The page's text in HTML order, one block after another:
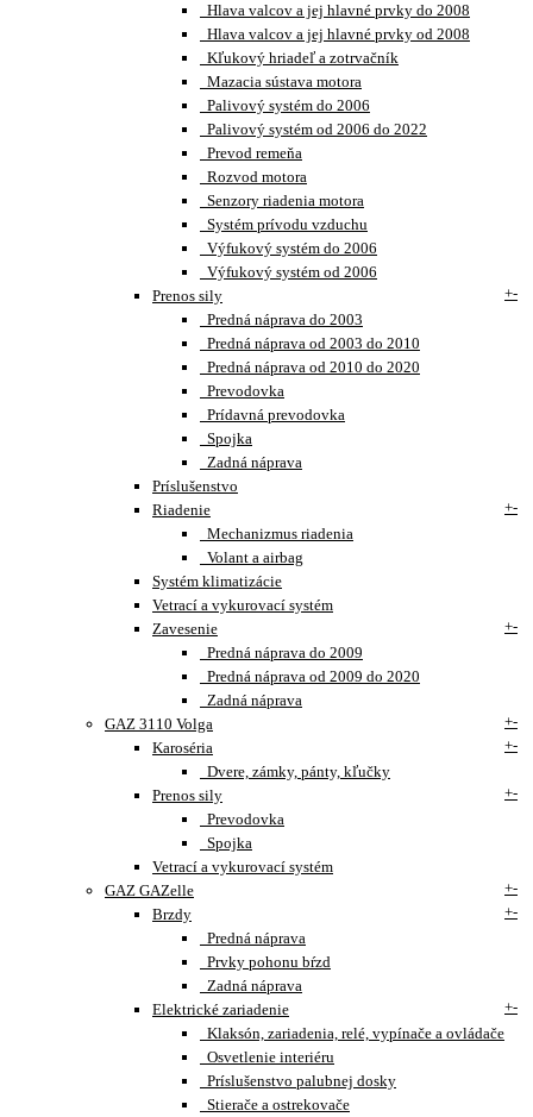
Hlava valcov a jej hlavné prvky do 2008
Hlava valcov a jej hlavné prvky od 2008
Kľukový hriadeľ a zotrvačník
Mazacia sústava motora
Palivový systém do 2006
Palivový systém od 2006 do 2022
Prevod remeňa
Rozvod motora
Senzory riadenia motora
Systém prívodu vzduchu
Výfukový systém do 2006
Výfukový systém od 2006
Prenos sily
+-
Predná náprava do 2003
Predná náprava od 2003 do 2010
Predná náprava od 2010 do 2020
Prevodovka
Prídavná prevodovka
Spojka
Zadná náprava
Príslušenstvo
Riadenie
+-
Mechanizmus riadenia
Volant a airbag
Systém klimatizácie
Vetrací a vykurovací systém
Zavesenie
+-
Predná náprava do 2009
Predná náprava od 2009 do 2020
Zadná náprava
GAZ 3110 Volga
+-
Karoséria
+-
Dvere, zámky, pánty, kľučky
Prenos sily
+-
Prevodovka
Spojka
Vetrací a vykurovací systém
GAZ GAZelle
+-
Brzdy
+-
Predná náprava
Prvky pohonu bŕzd
Zadná náprava
Elektrické zariadenie
+-
Klaksón, zariadenia, relé, vypínače a ovládače
Osvetlenie interiéru
Príslušenstvo palubnej dosky
Stierače a ostrekovače